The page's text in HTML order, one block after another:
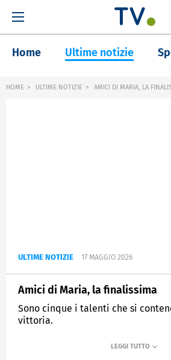
Home Ultime notizie
HOME ULTIME NOTIZIE AMICI DI MARIA, LA
ULTIME NOTIZIE 17 MAGGIO 2026
Amici di Maria, la finalissima
Sono cinque i talenti che si
vittoria.